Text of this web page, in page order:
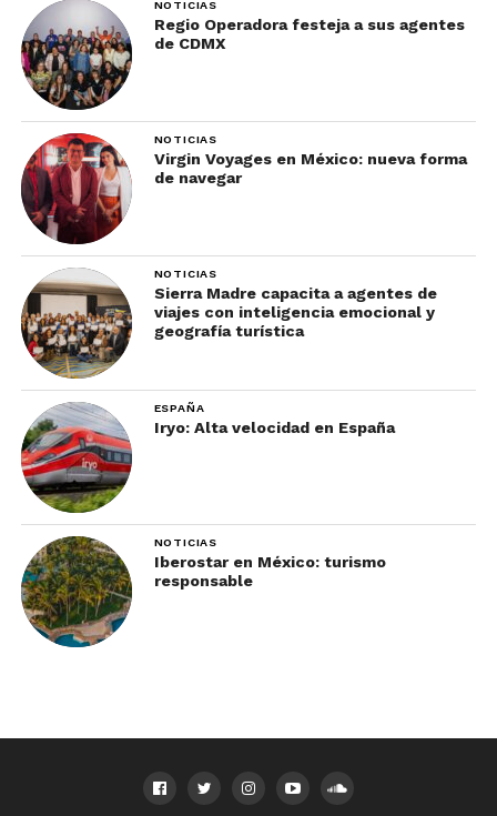
NOTICIAS
Regio Operadora festeja a sus agentes
de CDMX
NOTICIAS
Virgin Voyages en México: nueva forma
de navegar
NOTICIAS
Sierra Madre capacita a agentes de
viajes con inteligencia emocional y
geografía turística
ESPAÑA
Iryo: Alta velocidad en España
NOTICIAS
Iberostar en México: turismo
responsable